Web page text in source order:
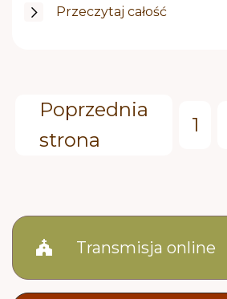
church Transmisja online
Przeczytaj całość
Poprzednia
strona
1